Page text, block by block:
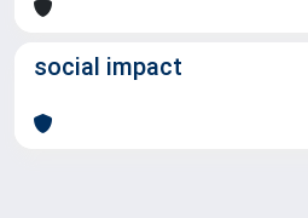
social impact